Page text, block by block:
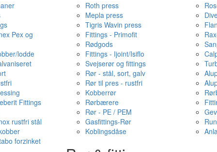
Pex og
lodde
Fittings
rustfri stål
forzinket
Roth press
Mepla press
Tigris Wavin press
Fittings - Primofit
Rødgods
Fittings - Ijoint/Isiflo
Svejserør og fittings
Rør - stål, sort, galv
Rør til pres - rustfri
Kobberrør
Rørbærere
Rør - PE / PEM
Gasfittings-Rør
Koblingsdåse